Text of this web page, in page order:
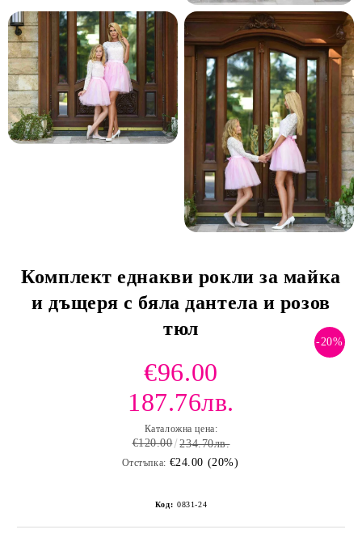
Комплект еднакви рокли за майка
и дъщеря с бяла дантела и розов
тюл
-20%
€96.00
187.76лв.
Каталожна цена:
€120.00 234.70лв.
Отстъпка: €24.00 (20%)
Код: 0831-24